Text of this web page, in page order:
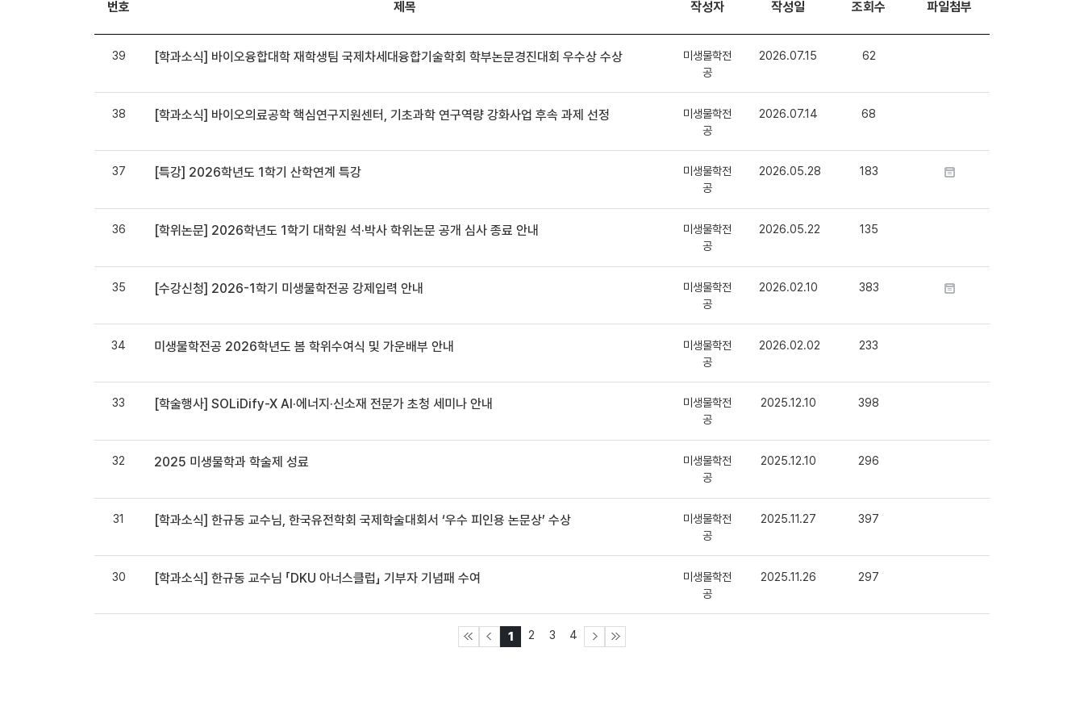
번호 제목 작성자 작성일 조회수 파일첨부
39 [학과소식] 바이오융합대학 재학생팀 국제차세대융합기술학회 학부논문경진대회 우수상 수상
미생물학전
공
2026.07.15 62
38 [학과소식] 바이오의료공학 핵심연구지원센터, 기초과학 연구역량 강화사업 후속 과제 선정
미생물학전
공
2026.07.14 68
37 [특강] 2026학년도 1학기 산학연계 특강
미생물학전
공
2026.05.28 183
36 [학위논문] 2026학년도 1학기 대학원 석·박사 학위논문 공개 심사 종료 안내
미생물학전
공
2026.05.22 135
35 [수강신청] 2026-1학기 미생물학전공 강제입력 안내
미생물학전
공
2026.02.10 383
34 미생물학전공 2026학년도 봄 학위수여식 및 가운배부 안내
미생물학전
공
2026.02.02 233
33 [학술행사] SOLiDify-X AI·에너지·신소재 전문가 초청 세미나 안내
미생물학전
공
2025.12.10 398
32 2025 미생물학과 학술제 성료
미생물학전
공
2025.12.10 296
31 [학과소식] 한규동 교수님, 한국유전학회 국제학술대회서 ‘우수 피인용 논문상’ 수상
미생물학전
공
2025.11.27 397
30 [학과소식] 한규동 교수님 「DKU 아너스클럽」 기부자 기념패 수여
미생물학전
공
2025.11.26 297
1 2 3 4